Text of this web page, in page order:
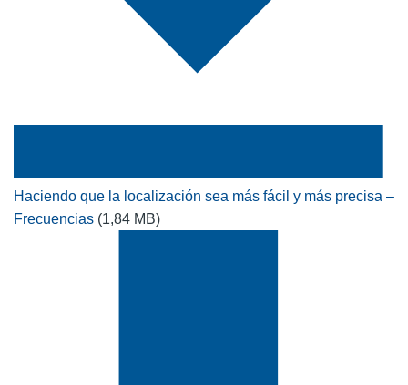
Haciendo que la localización sea más fácil y más precisa –
Frecuencias (1,84 MB)